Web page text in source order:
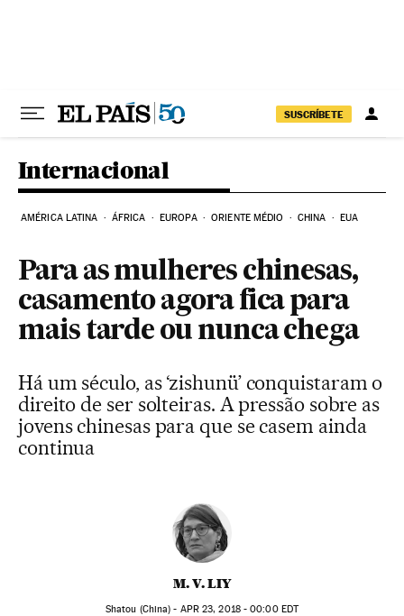
SUSCRÍBETE
Internacional
AMÉRICA LATINA ÁFRICA EUROPA ORIENTE MÉDIO CHINA EUA
Para as mulheres chinesas,
casamento agora fica para
mais tarde ou nunca chega
Há um século, as ‘zishunü’ conquistaram o
direito de ser solteiras. A pressão sobre as
jovens chinesas para que se casem ainda
continua
M. V. LIY
Shatou (China) - APR23, 2018 - 00:00EDT